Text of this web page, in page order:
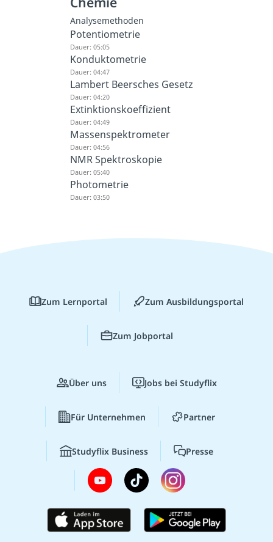
Analysemethoden
Potentiometrie
Dauer: 05:05
Konduktometrie
Dauer: 04:47
Lambert Beersches Gesetz
Dauer: 04:20
Extinktionskoeffizient
Dauer: 04:49
Massenspektrometer
Dauer: 04:56
NMR Spektroskopie
Dauer: 05:40
Photometrie
Dauer: 03:50
Zum Lernportal Zum Ausbildungsportal
Zum Jobportal
Über uns Jobs bei Studyflix
Für Unternehmen Partner
Studyflix Business Presse